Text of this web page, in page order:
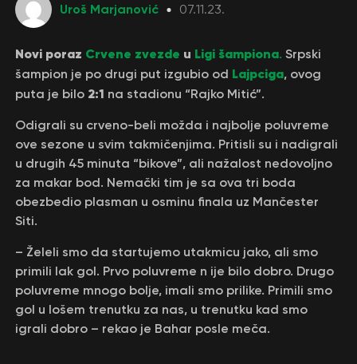
Uroš Marjanović 07.11.23.
Novi poraz Crvene zvezde u Ligi šampiona. Srpski
šampion je po drugi put izgubio od Lajpciga, ovog
puta je bilo 2:1 na stadionu “Rajko Mitić”.
Odigrali su crveno-beli možda i najbolje poluvreme
ove sezone u svim takmičenjima. Pritisli su i nadigrali
u drugih 45 minuta “bikove”, ali nažalost nedovoljno
za makar bod. Nemački tim je sa ova tri boda
obezbedio plasman u osminu finala uz Mančester
Siti.
– Želeli smo da startujemo utakmicu jako, ali smo
primili lak gol. Prvo poluvreme n ije bilo dobro. Drugo
poluvreme mnogo bolje, imali smo prilike. Primili smo
gol u lošem trenutku za nas, u trenutku kad smo
igrali dobro – rekao je Bahar posle meča.